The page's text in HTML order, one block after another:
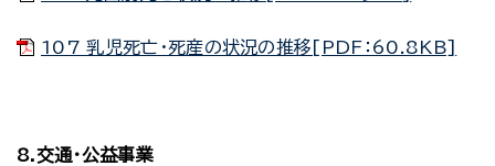
107 乳児死亡・死産の状況の推移[PDF：60.8KB]
8.交通・公益事業